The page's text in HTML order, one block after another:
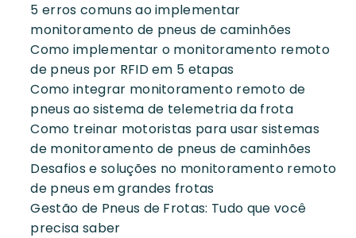
5 erros comuns ao implementar
monitoramento de pneus de caminhões
Como implementar o monitoramento remoto
de pneus por RFID em 5 etapas
Como integrar monitoramento remoto de
pneus ao sistema de telemetria da frota
Como treinar motoristas para usar sistemas
de monitoramento de pneus de caminhões
Desafios e soluções no monitoramento remoto
de pneus em grandes frotas
Gestão de Pneus de Frotas: Tudo que você
precisa saber